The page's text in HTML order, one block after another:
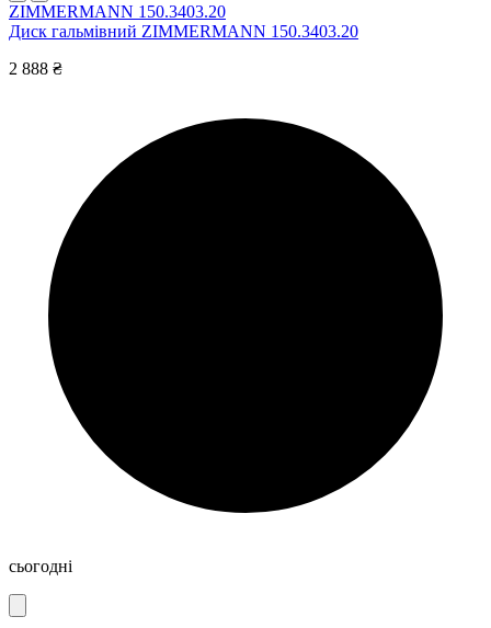
ZIMMERMANN 150.3403.20
Диск гальмівний ZIMMERMANN 150.3403.20
2 888 ₴
сьогодні